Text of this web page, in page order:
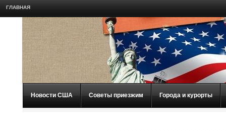
ГЛАВНАЯ
Новости США Советы приезжим Города и курорты